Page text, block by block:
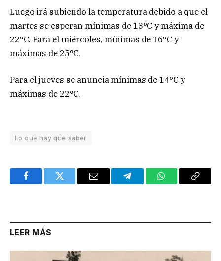
Luego irá subiendo la temperatura debido a que el
martes se esperan mínimas de 13°C y máxima de
22°C. Para el miércoles, mínimas de 16°C y
máximas de 25°C.
Para el jueves se anuncia mínimas de 14°C y
máximas de 22°C.
Lo que hay que saber
FacebookTwitter Email TelegramWhatsAppCopy
LEER MÁS